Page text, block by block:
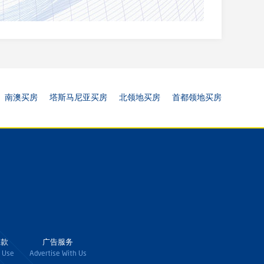
南澳买房 塔斯马尼亚买房 北领地买房 首都领地买房
Use
广告服务
Advertise With Us